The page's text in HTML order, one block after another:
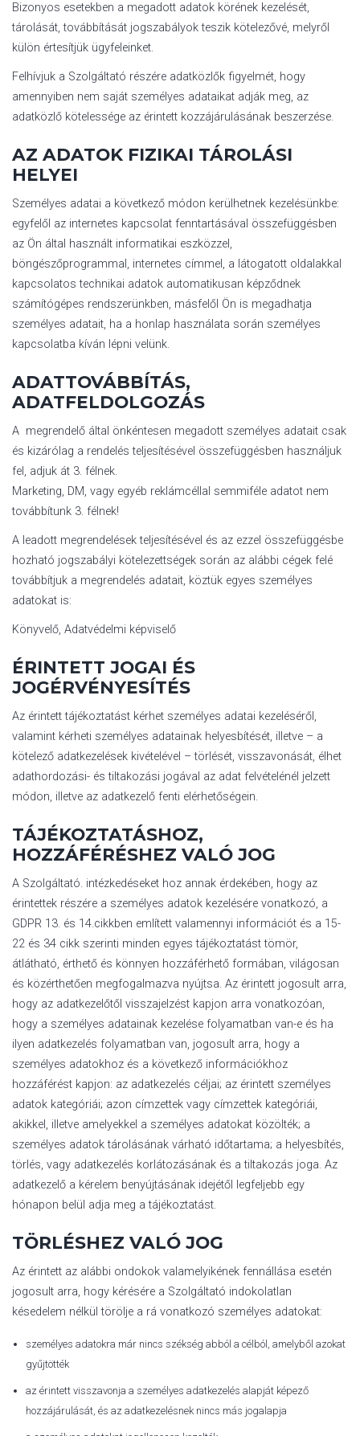
Bizonyos esetekben a megadott adatok körének kezelését,
tárolását, továbbítását jogszabályok teszik kötelezővé, melyről
külön értesítjük ügyfeleinket.
Felhívjuk a Szolgáltató részére adatközlők figyelmét, hogy
amennyiben nem saját személyes adataikat adják meg, az
adatközlő kötelessége az érintett kozzájárulásának beszerzése.
AZ ADATOK FIZIKAI TÁROLÁSI
HELYEI
Személyes adatai a következő módon kerülhetnek kezelésünkbe:
egyfelől az internetes kapcsolat fenntartásával összefüggésben
az Ön által használt informatikai eszközzel,
böngészőprogrammal, internetes címmel, a látogatott oldalakkal
kapcsolatos technikai adatok automatikusan képződnek
számítógépes rendszerünkben, másfelől Ön is megadhatja
személyes adatait, ha a honlap használata során személyes
kapcsolatba kíván lépni velünk.
ADATTOVÁBBÍTÁS,
ADATFELDOLGOZÁS
A megrendelő által önkéntesen megadott személyes adatait csak
és kizárólag a rendelés teljesítésével összefüggésben használjuk
fel, adjuk át 3. félnek.
Marketing, DM, vagy egyéb reklámcéllal semmiféle adatot nem
továbbítunk 3. félnek!
A leadott megrendelések teljesítésével és az ezzel összefüggésbe
hozható jogszabályi kötelezettségek során az alábbi cégek felé
továbbítjuk a megrendelés adatait, köztük egyes személyes
adatokat is:
Könyvelő, Adatvédelmi képviselő
ÉRINTETT JOGAI ÉS
JOGÉRVÉNYESÍTÉS
Az érintett tájékoztatást kérhet személyes adatai kezeléséről,
valamint kérheti személyes adatainak helyesbítését, illetve – a
kötelező adatkezelések kivételével – törlését, visszavonását, élhet
adathordozási- és tiltakozási jogával az adat felvételénél jelzett
módon, illetve az adatkezelő fenti elérhetőségein.
TÁJÉKOZTATÁSHOZ,
HOZZÁFÉRÉSHEZ VALÓ JOG
A Szolgáltató. intézkedéseket hoz annak érdekében, hogy az
érintettek részére a személyes adatok kezelésére vonatkozó, a
GDPR 13. és 14.cikkben említett valamennyi információt és a 15-
22 és 34 cikk szerinti minden egyes tájékoztatást tömör,
átlátható, érthető és könnyen hozzáférhető formában, világosan
és közérthetően megfogalmazva nyújtsa. Az érintett jogosult arra,
hogy az adatkezelőtől visszajelzést kapjon arra vonatkozóan,
hogy a személyes adatainak kezelése folyamatban van-e és ha
ilyen adatkezelés folyamatban van, jogosult arra, hogy a
személyes adatokhoz és a következő információkhoz
hozzáférést kapjon: az adatkezelés céljai; az érintett személyes
adatok kategóriái; azon címzettek vagy címzettek kategóriái,
akikkel, illetve amelyekkel a személyes adatokat közölték; a
személyes adatok tárolásának várható időtartama; a helyesbítés,
törlés, vagy adatkezelés korlátozásának és a tiltakozás joga. Az
adatkezelő a kérelem benyújtásának idejétől legfeljebb egy
hónapon belül adja meg a tájékoztatást.
TÖRLÉSHEZ VALÓ JOG
Az érintett az alábbi ondokok valamelyikének fennállása esetén
jogosult arra, hogy kérésére a Szolgáltató indokolatlan
késedelem nélkül törölje a rá vonatkozó személyes adatokat:
személyes adatokra már nincs székség abból a célból, amelyből azokat
gyűjtötték
az érintett visszavonja a személyes adatkezelés alapját képező
hozzájárulását, és az adatkezelésnek nincs más jogalapja